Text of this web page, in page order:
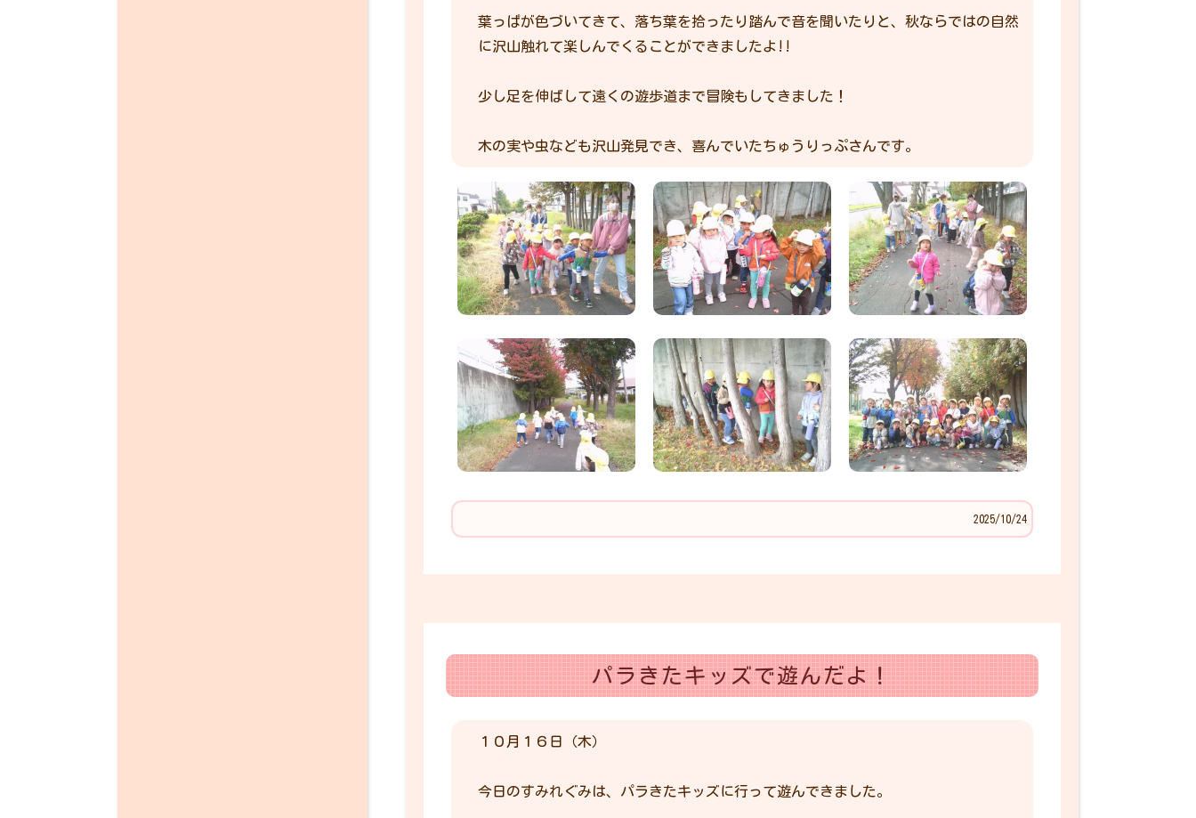
葉っぱが色づいてきて、落ち葉を拾ったり踏んで音を聞いたりと、秋ならではの自然
に沢山触れて楽しんでくることができましたよ!!
少し足を伸ばして遠くの遊歩道まで冒険もしてきました！
木の実や虫なども沢山発見でき、喜んでいたちゅうりっぷさんです。
2025/10/24
パラきたキッズで遊んだよ！
１０月１６日（木）
今日のすみれぐみは、パラきたキッズに行って遊んできました。